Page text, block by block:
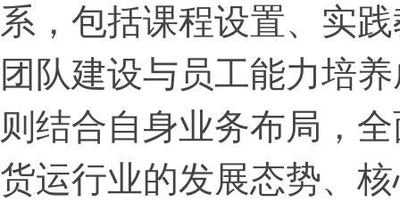
系，包括课程设置、实
团队建设与员工能力培
则结合自身业务布局，
货运行业的发展态势、